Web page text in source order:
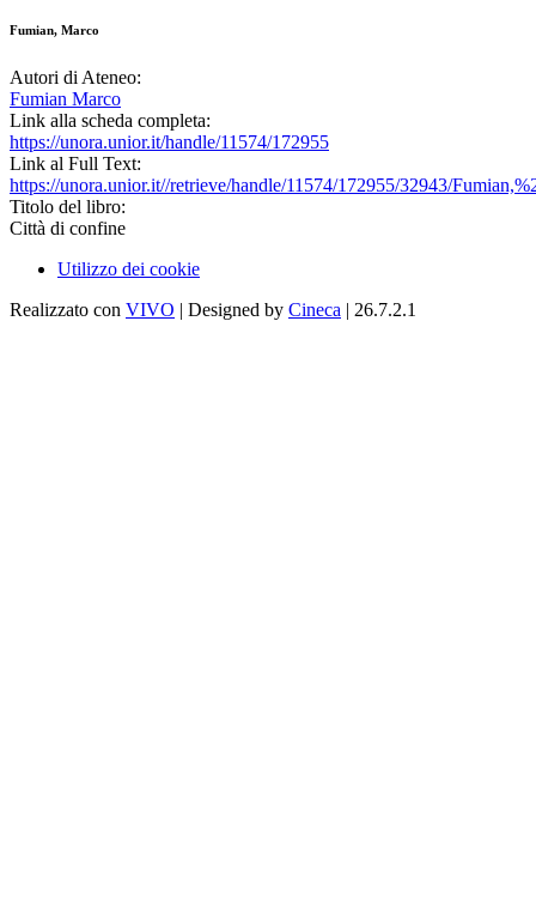
Fumian, Marco
Autori di Ateneo:
Fumian Marco
Link alla scheda completa:
https://unora.unior.it/handle/11574/172955
Link al Full Text:
https://unora.unior.it//retrieve/handle/11574/172955/32943/
Titolo del libro:
Città di confine
Utilizzo dei cookie
Realizzato con VIVO | Designed by Cineca | 26.7.2.1